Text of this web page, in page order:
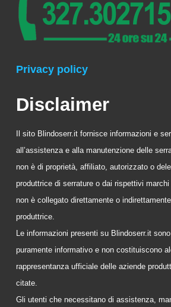
Privacy policy
Disclaimer
Il sito Blindoserr.it fornisce informazioni e
all’assistenza e alla manutenzione delle
non è di proprietà, affiliato, autorizzato o
produttrice di serrature o dai rispettivi
non è collegato direttamente o
produttrice.
Le informazioni presenti su Blindoserr.it
puramente informativo e non costituiscono
rappresentanza ufficiale delle aziende
citate.
Gli utenti che necessitano di assistenza,